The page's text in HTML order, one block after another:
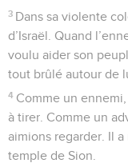
3 Dans sa violente
d’Israël. Quand
voulu aider son
tout brûlé autour de
4 Comme un
à tirer. Comme un
aimions regarder. Il
temple de Sion.